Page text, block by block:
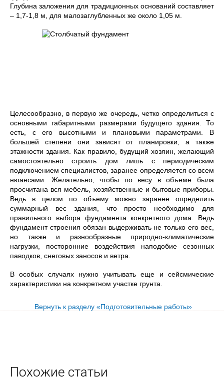
Глубина заложения для традиционных оснований составляет
– 1,7-1,8 м, для малозаглубленных же около 1,05 м.
Целесообразно, в первую же очередь, четко определиться с
основными габаритными размерами будущего здания. То
есть, с его высотными и плановыми параметрами. В
большей степени они зависят от планировки, а также
этажности здания. Как правило, будущий хозяин, желающий
самостоятельно строить дом лишь с периодическим
подключением специалистов, заранее определяется со всем
нюансами. Желательно, чтобы по весу в объеме была
просчитана вся мебель, хозяйственные и бытовые приборы.
Ведь в целом по объему можно заранее определить
суммарный вес здания, что просто необходимо для
правильного выбора фундамента конкретного дома. Ведь
фундамент строения обязан выдерживать не только его вес,
но также и разнообразные природно-климатические
нагрузки, посторонние воздействия наподобие сезонных
паводков, снеговых заносов и ветра.
В особых случаях нужно учитывать еще и сейсмические
характеристики на конкретном участке грунта.
Вернуть к разделу «Подготовительные работы»
Похожие статьи